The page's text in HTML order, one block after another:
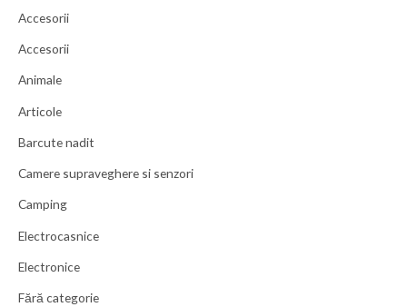
Accesorii
Accesorii
Animale
Articole
Barcute nadit
Camere supraveghere si senzori
Camping
Electrocasnice
Electronice
Fără categorie